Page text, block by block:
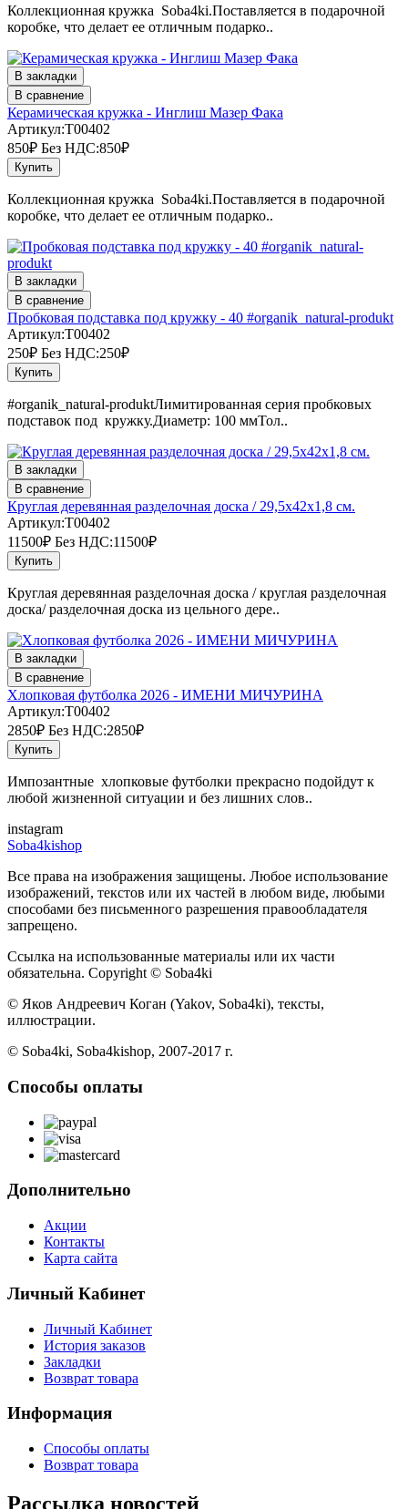
Коллекционная кружка Soba4ki.Поставляется в подарочной
коробке, что делает ее отличным подарко..
В закладки
В сравнение
Керамическая кружка - Инглиш Мазер Фака
Артикул:T00402
850₽ Без НДС:850₽
Купить
Коллекционная кружка Soba4ki.Поставляется в подарочной
коробке, что делает ее отличным подарко..
В закладки
В сравнение
Пробковая подставка под кружку - 40 #organik_natural-produkt
Артикул:T00402
250₽ Без НДС:250₽
Купить
#organik_natural-produktЛимитированная серия пробковых
подставок под кружку.Диаметр: 100 ммТол..
В закладки
В сравнение
Круглая деревянная разделочная доска / 29,5х42х1,8 см.
Артикул:T00402
11500₽ Без НДС:11500₽
Купить
Круглая деревянная разделочная доска / круглая разделочная
доска/ разделочная доска из цельного дере..
В закладки
В сравнение
Хлопковая футболка 2026 - ИМЕНИ МИЧУРИНА
Артикул:T00402
2850₽ Без НДС:2850₽
Купить
Импозантные хлопковые футболки прекрасно подойдут к
любой жизненной ситуации и без лишних слов..
instagram
Soba4kishop
Все права на изображения защищены. Любое использование
изображений, текстов или их частей в любом виде, любыми
способами без письменного разрешения правообладателя
запрещено.
Ссылка на использованные материалы или их части
обязательна. Copyright © Soba4ki
© Яков Андреевич Коган (Yakov, Soba4ki), тексты,
иллюстрации.
© Soba4ki, Soba4kishop, 2007-2017 г.
Способы оплаты
Дополнительно
Акции
Контакты
Карта сайта
Личный Кабинет
Личный Кабинет
История заказов
Закладки
Возврат товара
Информация
Способы оплаты
Возврат товара
Рассылка новостей